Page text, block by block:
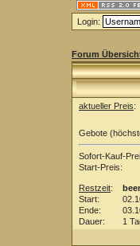
Login:
Forum
aktueller Preis:
Gebote
Sofort-Kauf-
Start-Preis:
Restzeit:
Start:
Ende:
Dauer:
1